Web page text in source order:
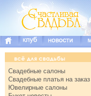
Свадебные салоны
Свадебные платья на заказ
Ювелирные салоны